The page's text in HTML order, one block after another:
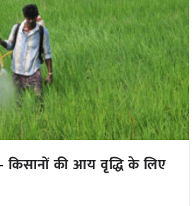
किसानों की आय वृद्धि के लिए